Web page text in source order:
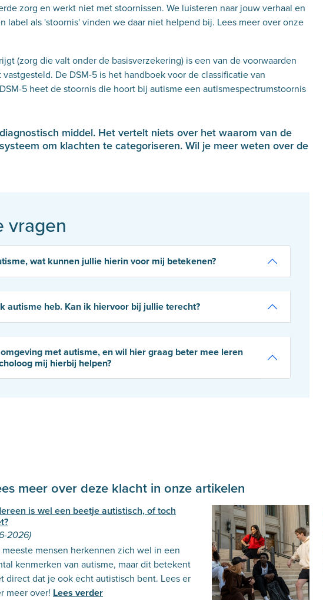
zorg en werkt niet met stoornissen. We luisteren naar jouw verhaal en
label als 'stoornis' vinden we daar niet helpend bij. Lees meer over onze
(zorg die valt onder de basisverzekering) is een van de voorwaarden
De DSM-5 is het handboek voor de classificatie van
5 heet de stoornis die hoort bij autisme een autismespectrumstoornis
middel. Het vertelt niets over het waarom van de
om klachten te categoriseren. Wil je meer weten over de
vragen
wat kunnen jullie hierin voor mij betekenen?
autisme heb. Kan ik hiervoor bij jullie terecht?
met autisme, en wil hier graag beter mee leren
mij hierbij helpen?
meer over deze klacht in onze artikelen
is wel een beetje autistisch, of toch
2026)
meeste mensen herkennen zich wel in een
kenmerken van autisme, maar dit betekent
direct dat je ook echt autistisch bent. Lees er
meer over! Lees verder